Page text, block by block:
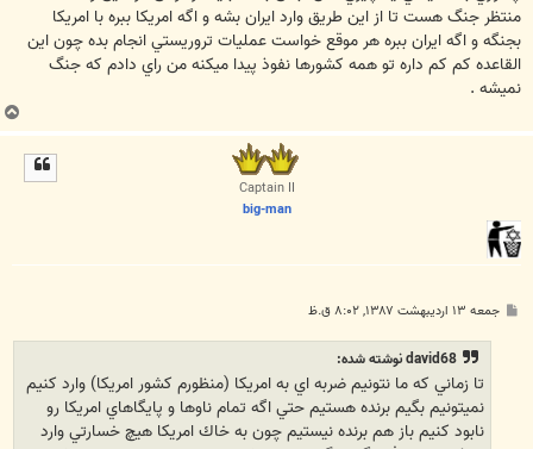
منتظر جنگ هست تا از اين طريق وارد ايران بشه و اگه امريكا ببره با امريكا
بجنگه و اگه ايران ببره هر موقع خواست عمليات تروريستي انجام بده چون اين
القاعده كم كم داره تو همه كشورها نفوذ پيدا ميكنه من راي دادم كه جنگ
نميشه .
ب
ا
Captain II
big-man
پ جمعه ۱۳ اردیبهشت ۱۳۸۷, ۸:۰۲ ق.ظ
david68 نوشته شده:
تا زماني كه ما نتونيم ضربه اي به امريكا (منظورم كشور امريكا) وارد كنيم
نميتونيم بگيم برنده هستيم حتي اگه تمام ناوها و پايگاهاي امريكا رو
نابود كنيم باز هم برنده نيستيم چون به خاك امريكا هيچ خسارتي وارد